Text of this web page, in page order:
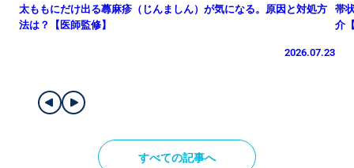
太ももにだけ出る蕁麻疹（じんましん）が気になる。原因と対処方
法は？【医師監修】
2026.07.23
帯
介
すべての記事へ